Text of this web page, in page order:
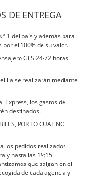
DE ENTREGA
1 del país y además para
por el 100% de su valor.
GLS 24-72 horas
se realizarán mediante
Express, los gastos de
destinados.
POR LO CUAL NO
los pedidos realizados
y hasta las 19:15
que salgan en el
de cada agencia y